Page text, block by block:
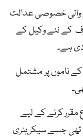
خصوصی عدالت
کے نئے وکیل کے
ہے۔
کرنے کے لیے 14 وکلا ء کے ناموں پر مشتمل
مقرر کرنے کے لیے
تھی جسے سیکریٹری